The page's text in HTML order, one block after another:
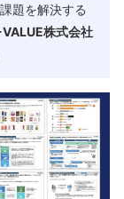
題を解決する
株式会社